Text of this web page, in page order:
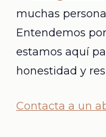
muchas
Entendemos
estamos aquí
honestidad y
Contacta a un